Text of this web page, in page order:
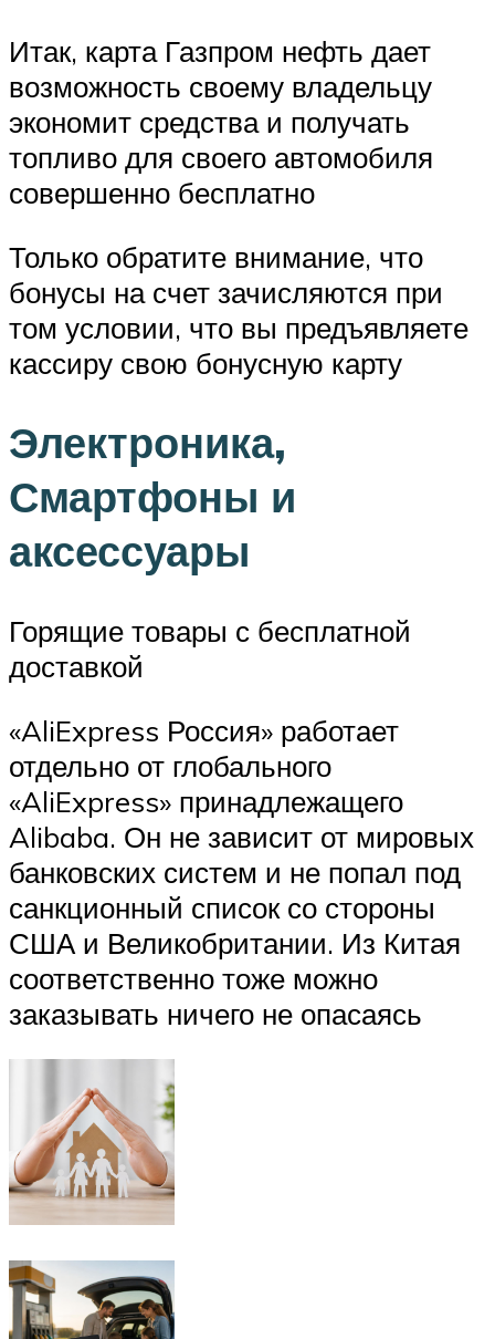
Итак, карта Газпром нефть дает
возможность своему владельцу
экономит средства и получать
топливо для своего автомобиля
совершенно бесплатно
Только обратите внимание, что
бонусы на счет зачисляются при
том условии, что вы предъявляете
кассиру свою бонусную карту
Электроника,
Смартфоны и
аксессуары
Горящие товары с бесплатной
доставкой
«AliExpress Россия» работает
отдельно от глобального
«AliExpress» принадлежащего
Alibaba. Он не зависит от мировых
банковских систем и не попал под
санкционный список со стороны
США и Великобритании. Из Китая
соответственно тоже можно
заказывать ничего не опасаясь